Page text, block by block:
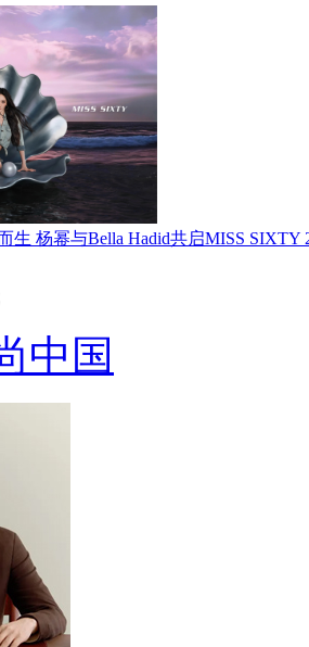
生 杨幂与Bella Hadid共启MISS SIXTY
中国